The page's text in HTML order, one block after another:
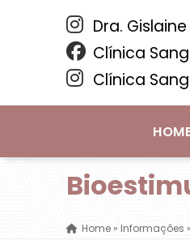
Dra. Gislaine
Clínica
Clínica
Home»Informações »